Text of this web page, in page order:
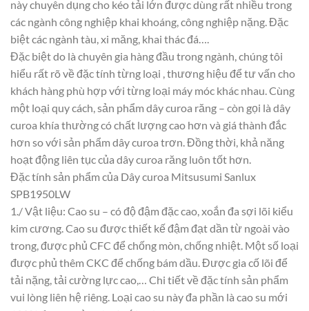
này chuyên dụng cho kéo tải lớn được dùng rất nhiều trong
các ngành công nghiệp khai khoáng, công nghiệp nặng. Đặc
biệt các ngành tàu, xi măng, khai thác đá….
Đặc biệt do là chuyên gia hàng đầu trong ngành, chúng tôi
hiểu rất rõ về đặc tính từng loại , thương hiệu để tư vấn cho
khách hàng phù hợp với từng loại máy móc khác nhau. Cùng
một loại quy cách, sản phẩm dây curoa răng – còn gọi là dây
curoa khía thường có chất lượng cao hơn và giá thành đắc
hơn so với sản phẩm dây curoa trơn. Đồng thời, khả năng
hoạt động liên tục của dây curoa răng luôn tốt hơn.
Đặc tính sản phẩm của Dây curoa Mitsusumi Sanlux
SPB1950LW
1./ Vật liệu: Cao su – có độ đậm đặc cao, xoắn đa sợi lõi kiểu
kim cương. Cao su được thiết kế đậm đạt dần từ ngoài vào
trong, được phủ CFC để chống mòn, chống nhiệt. Một số loại
được phủ thêm CKC để chống bám dầu. Được gia cố lõi để
tải nặng, tải cường lực cao,… Chi tiết về đặc tính sản phẩm
vui lòng liên hệ riêng. Loại cao su này đa phần là cao su mới